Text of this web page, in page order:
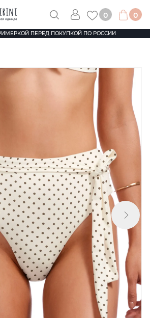
ПЕРЕД ПОКУПКОЙ ПО РОССИИ
0 0